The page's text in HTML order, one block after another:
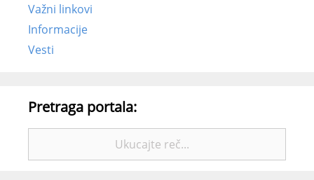
Važni linkovi
Informacije
Vesti
Pretraga portala: